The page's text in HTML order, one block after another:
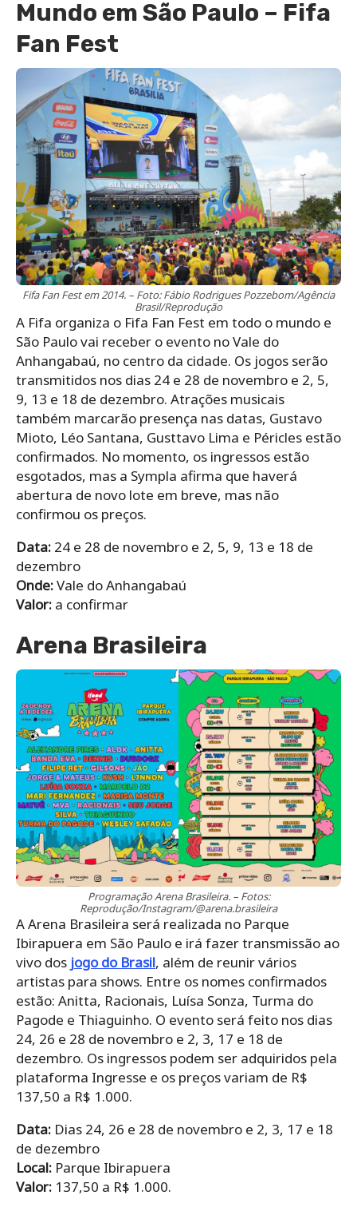
Mundo em São Paulo – Fifa
Fan Fest
Fifa Fan Fest em 2014. – Foto: Fábio Rodrigues Pozzebom/Agência
Brasil/Reprodução
A Fifa organiza o Fifa Fan Fest em todo o mundo e
São Paulo vai receber o evento no Vale do
Anhangabaú, no centro da cidade. Os jogos serão
transmitidos nos dias 24 e 28 de novembro e 2, 5,
9, 13 e 18 de dezembro. Atrações musicais
também marcarão presença nas datas, Gustavo
Mioto, Léo Santana, Gusttavo Lima e Péricles estão
confirmados. No momento, os ingressos estão
esgotados, mas a Sympla afirma que haverá
abertura de novo lote em breve, mas não
confirmou os preços.
Data: 24 e 28 de novembro e 2, 5, 9, 13 e 18 de
dezembro
Onde:Vale do Anhangabaú
Valor: a confirmar
Arena Brasileira
Programação Arena Brasileira. – Fotos:
Reprodução/Instagram/@arena.brasileira
A Arena Brasileira será realizada no Parque
Ibirapuera em São Paulo e irá fazer transmissão ao
vivo dos jogo do Brasil, além de reunir vários
artistas para shows. Entre os nomes confirmados
estão: Anitta, Racionais, Luísa Sonza, Turma do
Pagode e Thiaguinho. O evento será feito nos dias
24, 26 e 28 de novembro e 2, 3, 17 e 18 de
dezembro. Os ingressos podem ser adquiridos pela
plataforma Ingresse e os preços variam de R$
137,50 a R$ 1.000.
Data: Dias 24, 26 e 28 de novembro e 2, 3, 17 e 18
de dezembro
Local: Parque Ibirapuera
Valor: 137,50 a R$ 1.000.